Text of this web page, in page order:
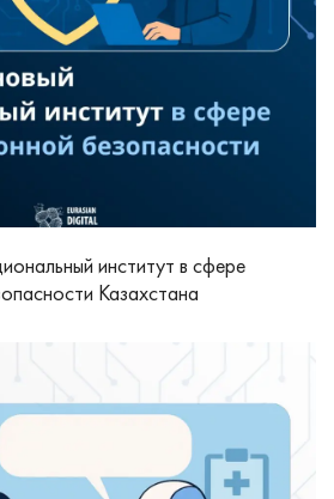
институт в сфере
Казахстана